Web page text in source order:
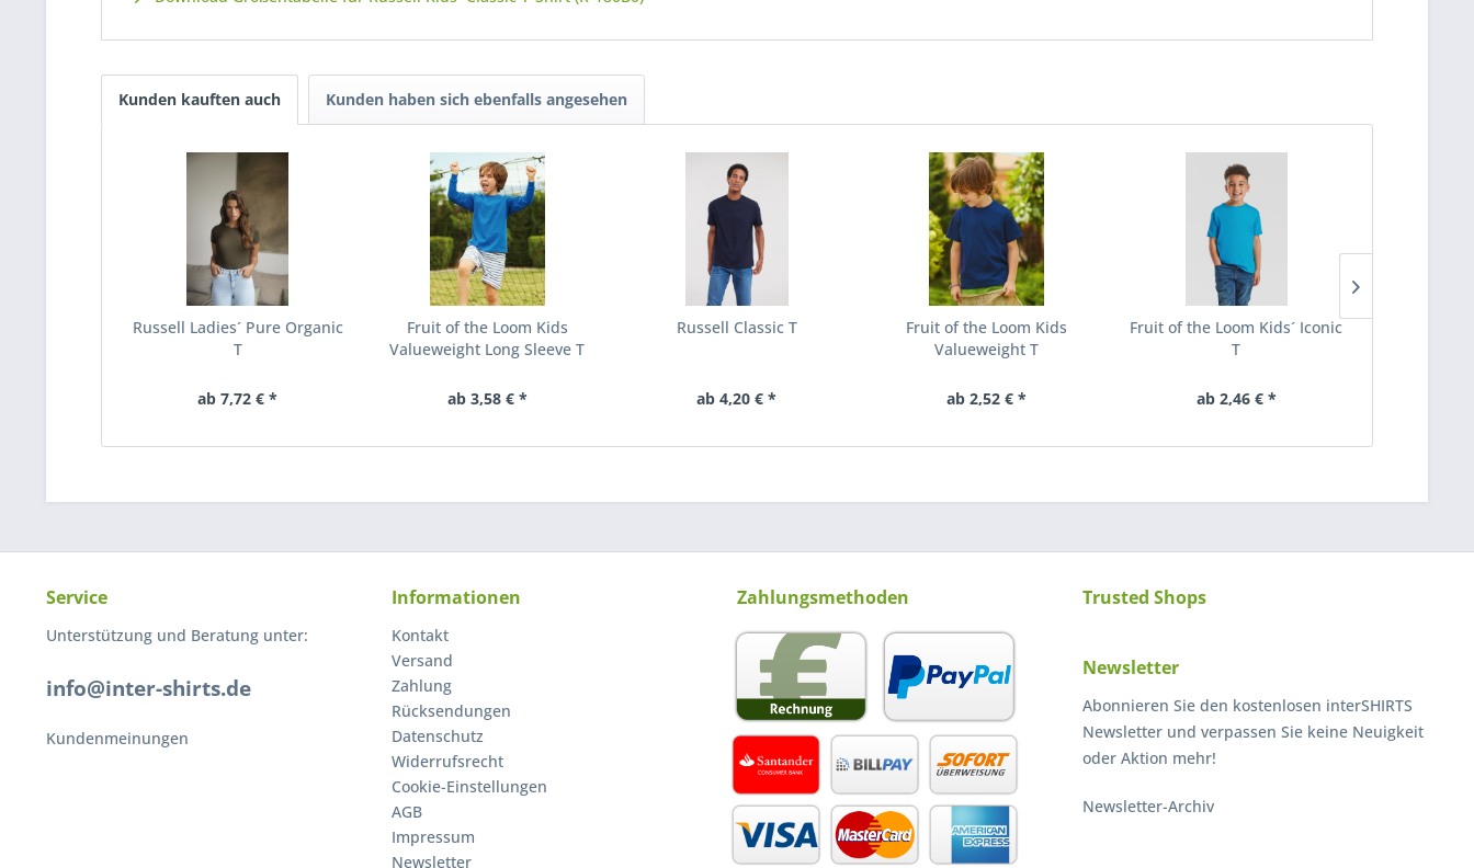
Kunden kauften auch Kunden haben sich ebenfalls angesehen
Russell Ladies´ Pure Organic
T
ab 7,72 € *
Fruit of the Loom Kids
Valueweight Long Sleeve T
ab 3,58 € *
Russell Classic T
ab 4,20 € *
Fruit of the Loom Kids
Valueweight T
ab 2,52 € *
Fruit of the Loom Kids´ Iconic
T
ab 2,46 € *
Service
Unterstützung und Beratung unter:
info@inter-shirts.de
Kundenmeinungen
Informationen
Kontakt
Versand
Zahlung
Rücksendungen
Datenschutz
Widerrufsrecht
Cookie-Einstellungen
AGB
Impressum
Newsletter
Zahlungsmethoden Trusted Shops
Newsletter
Abonnieren Sie den kostenlosen interSHIRTS
Newsletter und verpassen Sie keine Neuigkeit
oder Aktion mehr!
Newsletter-Archiv